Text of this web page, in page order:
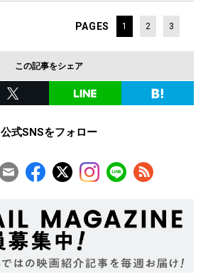
PAGES 1 2 3
この記事をシェア
公式SNSをフォロー